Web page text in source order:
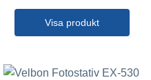
kan
på
Visa produkt